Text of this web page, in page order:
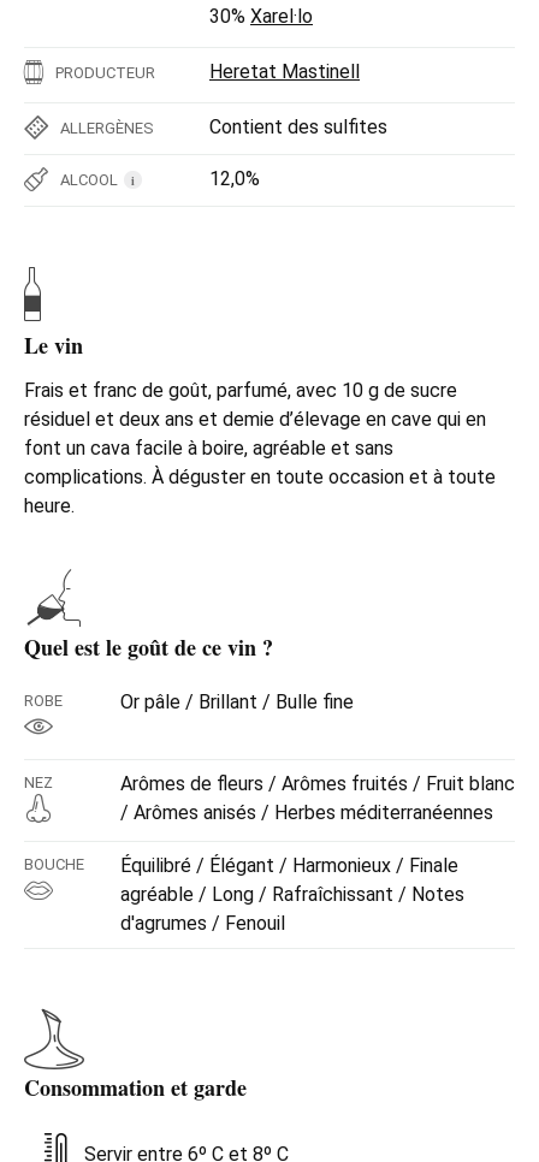
30% Xarel·lo
PRODUCTEUR Heretat Mastinell
ALLERGÈNES Contient des sulfites
ALCOOL i 12,0%
Le vin
Frais et franc de goût, parfumé, avec 10 g de sucre
résiduel et deux ans et demie d’élevage en cave qui en
font un cava facile à boire, agréable et sans
complications. À déguster en toute occasion et à toute
heure.
Quel est le goût de ce vin ?
ROBE Or pâle / Brillant / Bulle fine
NEZ
Arômes de fleurs / Arômes fruités / Fruit blanc
/ Arômes anisés / Herbes méditerranéennes
BOUCHE
Équilibré / Élégant / Harmonieux / Finale
agréable / Long / Rafraîchissant / Notes
d'agrumes / Fenouil
Consommation et garde
Servir entre 6º C et 8º C